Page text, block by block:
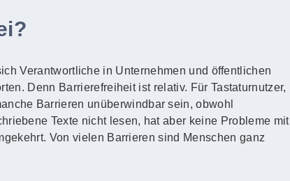
Verantwortliche in Unternehmen und öffentlichen
Denn Barrierefreiheit ist relativ. Für Tastaturnutzer,
Barrieren unüberwindbar sein, obwohl
Texte nicht lesen, hat aber keine Probleme mit
Von vielen Barrieren sind Menschen ganz